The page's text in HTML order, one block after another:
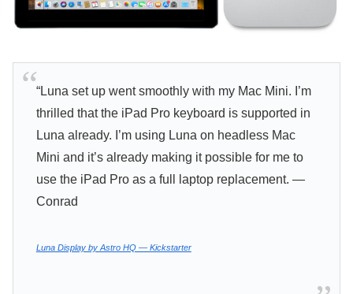
“Luna set up went smoothly with my Mac Mini. I’m
thrilled that the iPad Pro keyboard is supported in
Luna already. I’m using Luna on headless Mac
Mini and it’s already making it possible for me to
use the iPad Pro as a full laptop replacement. —
Conrad
Luna Display by Astro HQ — Kickstarter